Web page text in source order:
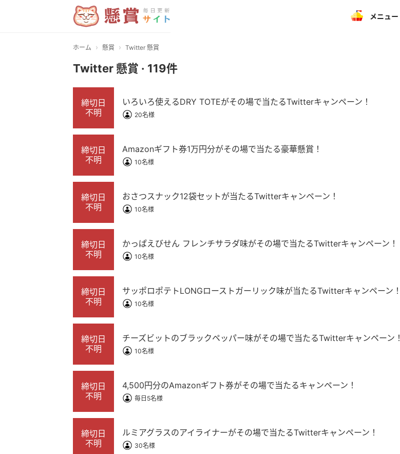
メニュー
ホーム › 懸賞 › Twitter 懸賞
Twitter 懸賞 · 119件
締切日
不明
いろいろ使えるDRY TOTEがその場で当たるTwitterキャンペーン！
20名様
締切日
不明
Amazonギフト券1万円分がその場で当たる豪華懸賞！
10名様
締切日
不明
おさつスナック12袋セットが当たるTwitterキャンペーン！
10名様
締切日
不明
かっぱえびせん フレンチサラダ味がその場で当たるTwitterキャンペーン！
10名様
締切日
不明
サッポロポテトLONGローストガーリック味が当たるTwitterキャンペーン！
10名様
締切日
不明
チーズビットのブラックペッパー味がその場で当たるTwitterキャンペーン！
10名様
締切日
不明
4,500円分のAmazonギフト券がその場で当たるキャンペーン！
毎日5名様
締切日
不明
ルミアグラスのアイライナーがその場で当たるTwitterキャンペーン！
30名様